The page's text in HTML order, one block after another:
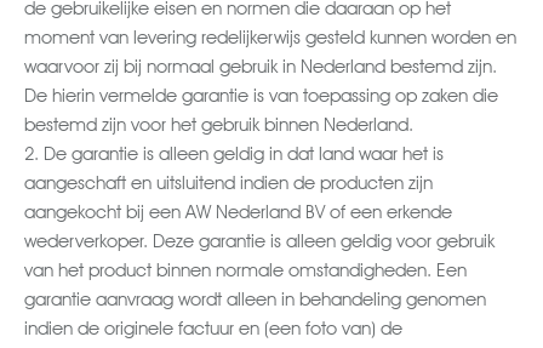
de gebruikelijke eisen en normen die daaraan op het
moment van levering redelijkerwijs gesteld kunnen worden en
waarvoor zij bij normaal gebruik in Nederland bestemd zijn.
De hierin vermelde garantie is van toepassing op zaken die
bestemd zijn voor het gebruik binnen Nederland.
2. De garantie is alleen geldig in dat land waar het is
aangeschaft en uitsluitend indien de producten zijn
aangekocht bij een AW Nederland BV of een erkende
wederverkoper. Deze garantie is alleen geldig voor gebruik
van het product binnen normale omstandigheden. Een
garantie aanvraag wordt alleen in behandeling genomen
indien de originele factuur en (een foto van) de